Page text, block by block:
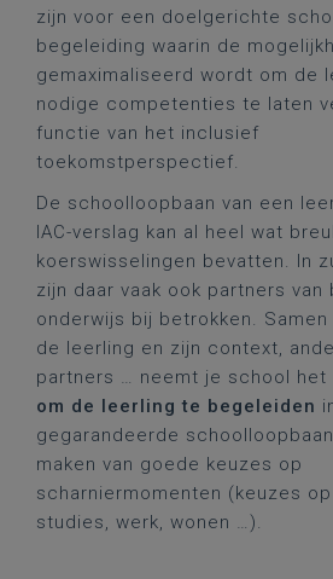
zijn voor een doelgerichte
begeleiding waarin de
gemaximaliseerd wordt om de
nodige competenties te laten
functie van het inclusief
toekomstperspectief.
De schoolloopbaan van een
IAC-verslag kan al heel wat
koerswisselingen bevatten. In
zijn daar vaak ook partners van
onderwijs bij betrokken. Samen
de leerling en zijn context,
partners … neemt je school het
om de leerling te begeleiden
gegarandeerde
maken van goede keuzes op
scharniermomenten (keuzes
studies, werk, wonen …).